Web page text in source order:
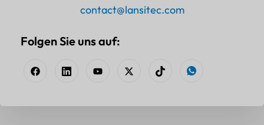
contact@lansitec.com
Folgen Sie uns auf: